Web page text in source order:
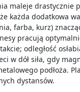
maleje drastycznie
każda dodatkowa
farba, kurz)
pracują
odległość
w dół siła, gdy
podłoża.
dystansów.